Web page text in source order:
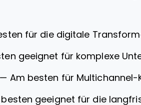
für die digitale
geeignet für komplexe
— Am besten für
geeignet für die